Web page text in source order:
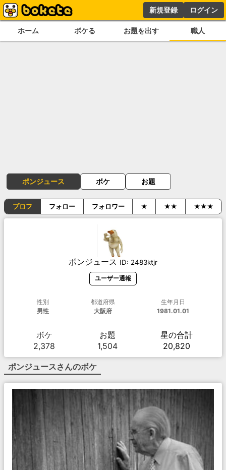
新規登録 ログイン
ホーム ボケる お題を出す 職人
ポンジュース ボケ お題
プロフ フォロー フォロワー ★ ★★ ★★★
ポンジュース ID: 2483ktjr
ユーザー通報
性別
男性
都道府県
大阪府
生年月日
1981.01.01
ボケ
2,378
お題
1,504
星の合計
20,820
ポンジュースさんのボケ